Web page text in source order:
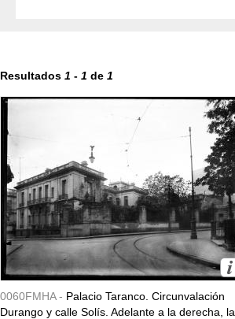
Resultados 1 - 1 de 1
0060FMHA - Palacio Taranco. Circunvalación
Durango y calle Solís. Adelante a la derecha, la